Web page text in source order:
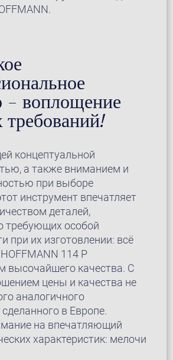
– воплощение
концептуальной
а также вниманием и
при выборе
инструмент впечатляет
деталей,
требующих особой
при их изготовлении: всё
114 P
высочайшего качества. С
цены и качества не
аналогичного
в Европе.
на впечатляющий
характеристик: мелочи